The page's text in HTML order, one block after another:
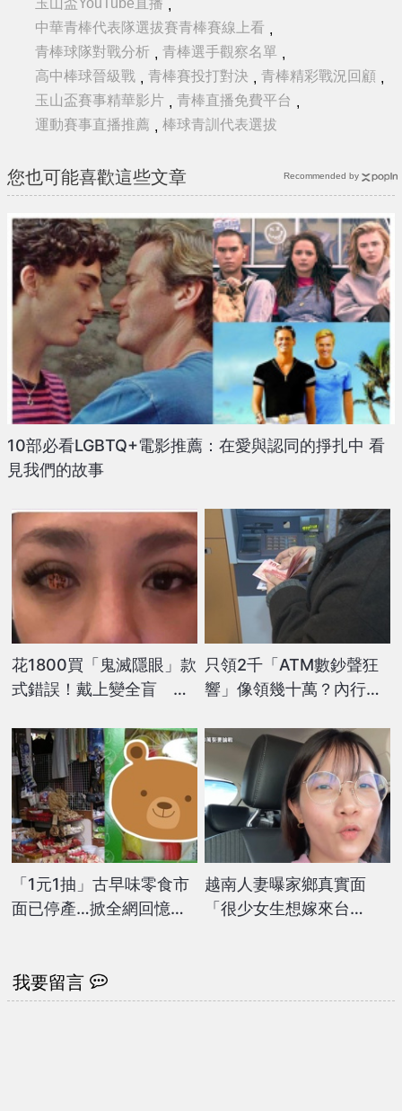
,
中華青棒代表隊選拔賽青棒賽線上看 ,
青棒球隊對戰分析 , 青棒選手觀察名單 ,
高中棒球晉級戰 , 青棒賽投打對決 , 青棒精彩戰況回顧 ,
玉山盃賽事精華影片 , 青棒直播免費平台 ,
運動賽事直播推薦 , 棒球青訓代表選拔
您也可能喜歡這些文章
10部必看LGBTQ+電影推薦：在愛與認同的掙扎中 看
見我們的故事
花1800買「鬼滅隱眼」款
式錯誤！戴上變全盲 她
只領2千「ATM數鈔聲狂
響」像領幾十萬？內行
辱人
「1元1抽」古早味零食市
面已停產…掀全網回憶
越南人妻曝家鄉真實面
「很少女生想嫁來台
Recommended by
我要留言